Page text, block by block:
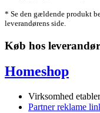
* Se den gældende produkt
leverandørens side.
Køb hos leverandør
Homeshop
Virksomhed
Partner reklame